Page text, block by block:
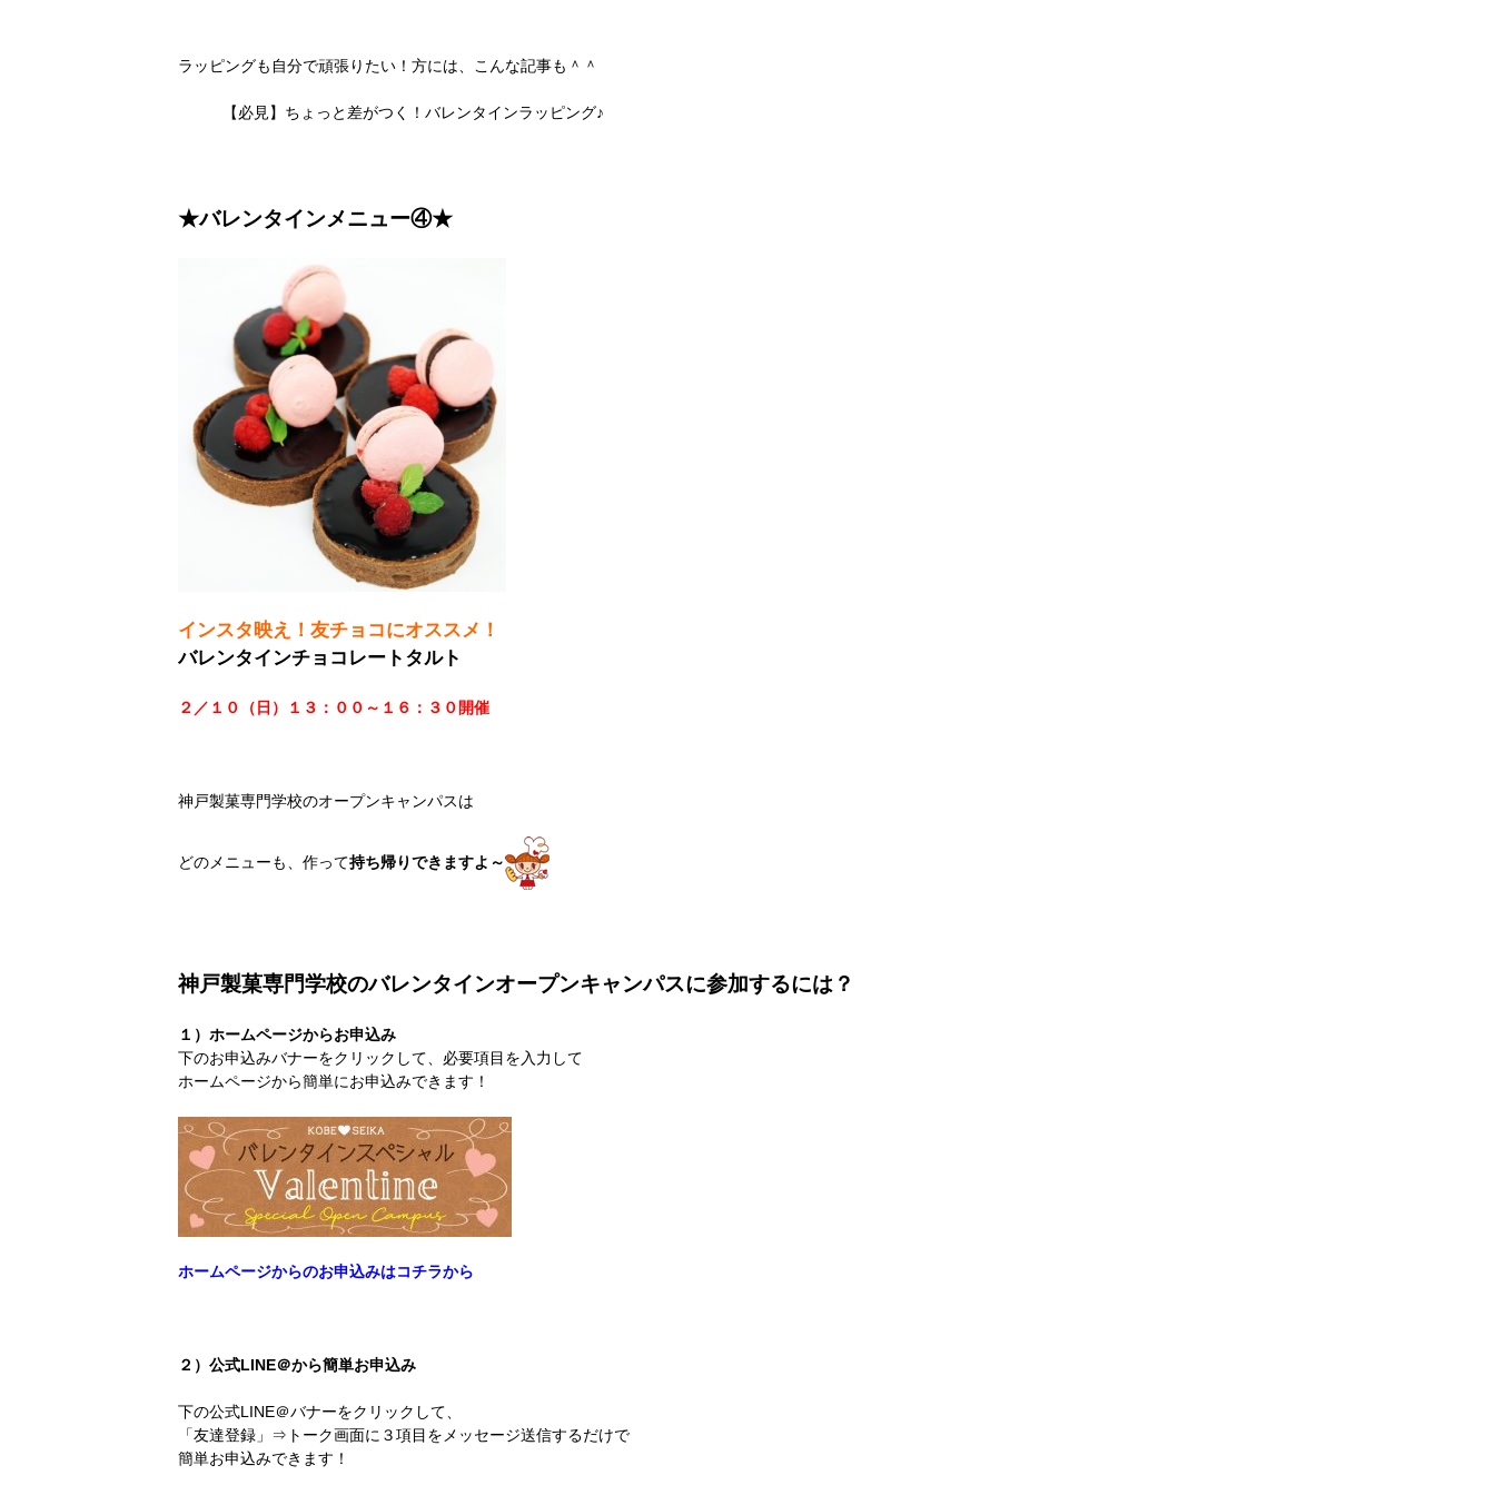
ラッピングも自分で頑張りたい！方には、こんな記事も＾＾
【必見】ちょっと差がつく！バレンタインラッピング♪
★バレンタインメニュー④★
インスタ映え！友チョコにオススメ！
バレンタインチョコレートタルト
２／１０（日）１３：００～１６：３０開催
神戸製菓専門学校のオープンキャンパスは
どのメニューも、作って持ち帰りできますよ～
神戸製菓専門学校のバレンタインオープンキャンパスに参加するには？
１）ホームページからお申込み
下のお申込みバナーをクリックして、必要項目を入力して
ホームページから簡単にお申込みできます！
ホームページからのお申込みはコチラから
２）公式LINE＠から簡単お申込み
下の公式LINE＠バナーをクリックして、
「友達登録」⇒トーク画面に３項目をメッセージ送信するだけで
簡単お申込みできます！